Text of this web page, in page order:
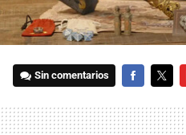
Sin comentarios